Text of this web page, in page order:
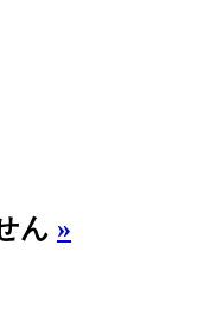
ん »